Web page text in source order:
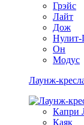
Грэйс
Лайт
Дож
Нулит-
Он
Модус
Лаунж-
Капри
Каяк